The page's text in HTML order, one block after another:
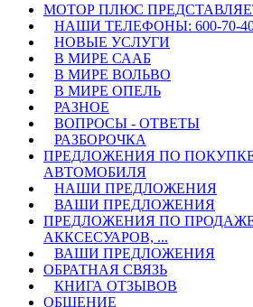
МОТОР ПЛЮС
НАШИ ТЕЛЕФОНЫ: 600-70-40,
НОВЫЕ УСЛУГИ
В МИРЕ СААБ
В МИРЕ ВОЛЬВО
В МИРЕ ОПЕЛЬ
РАЗНОЕ
ВОПРОСЫ - ОТВЕТЫ
РАЗБОРОЧКА
ПРЕДЛОЖЕНИЯ ПО
АВТОМОБИЛЯ
НАШИ ПРЕДЛОЖЕНИЯ
ВАШИ ПРЕДЛОЖЕНИЯ
ПРЕДЛОЖЕНИЯ ПО
АККСЕСУАРОВ, ...
ВАШИ ПРЕДЛОЖЕНИЯ
ОБРАТНАЯ СВЯЗЬ
КНИГА ОТЗЫВОВ
ОБЩЕНИЕ